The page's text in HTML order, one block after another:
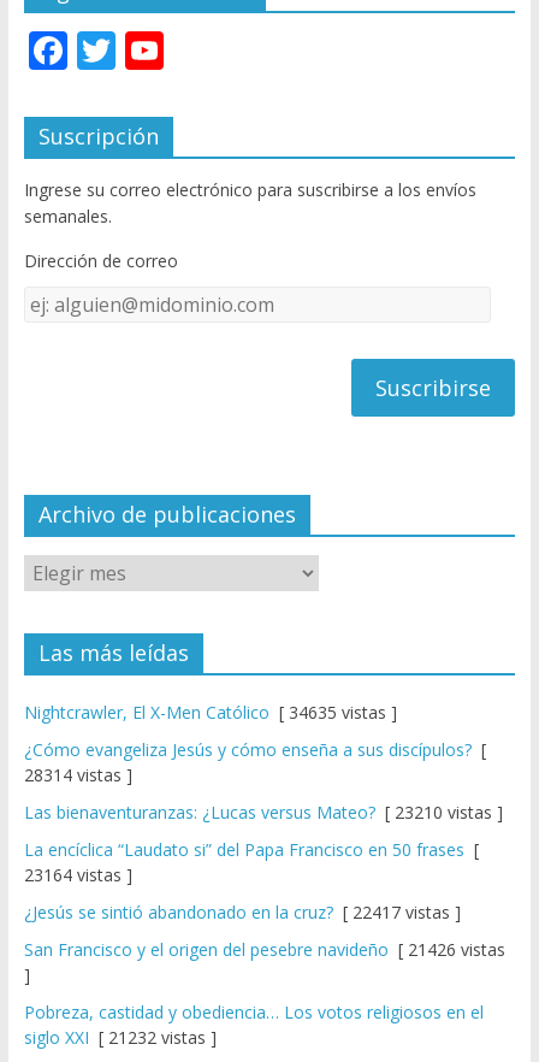
F
e
b
o
o
k
T
itt
er
Y
u
T
u
e
C
el
Suscripción
Ingrese su correo electrónico para suscribirse a los envíos
semanales.
Dirección de correo
Dirección
de
Archivo de publicaciones
Las más leídas
Nightcrawler, El X-Men Católico [ 34635 vistas ]
¿Cómo evangeliza Jesús y cómo enseña a sus discípulos?[
28314 vistas ]
Las bienaventuranzas: ¿Lucas versus Mateo?[ 23210 vistas ]
La encíclica “Laudato si” del Papa Francisco en 50 frases [
23164 vistas ]
¿Jesús se sintió abandonado en la cruz?[ 22417 vistas ]
San Francisco y el origen del pesebre navideño [ 21426 vistas
]
Pobreza, castidad y obediencia… Los votos religiosos en el
siglo XXI [ 21232 vistas ]